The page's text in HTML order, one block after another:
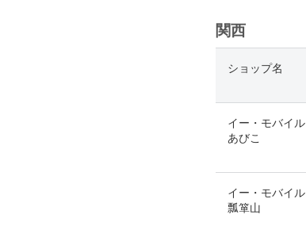
関西
ショップ名
イー・モバイル
あびこ
イー・モバイル
瓢箪山